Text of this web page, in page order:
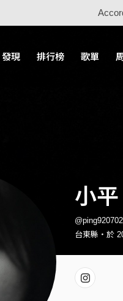
發現 排行榜 歌單
小平
台東縣・於